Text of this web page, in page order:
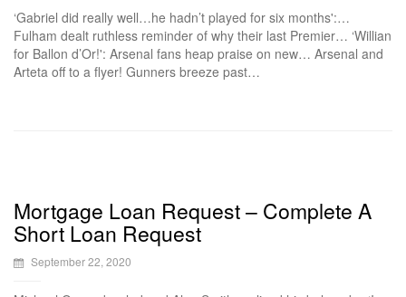
‘Gabriel did really well…he hadn’t played for six months':…
Fulham dealt ruthless reminder of why their last Premier… ‘Willian
for Ballon d’Or!': Arsenal fans heap praise on new… Arsenal and
Arteta off to a flyer! Gunners breeze past…
Mortgage Loan Request – Complete A
Short Loan Request
September 22, 2020